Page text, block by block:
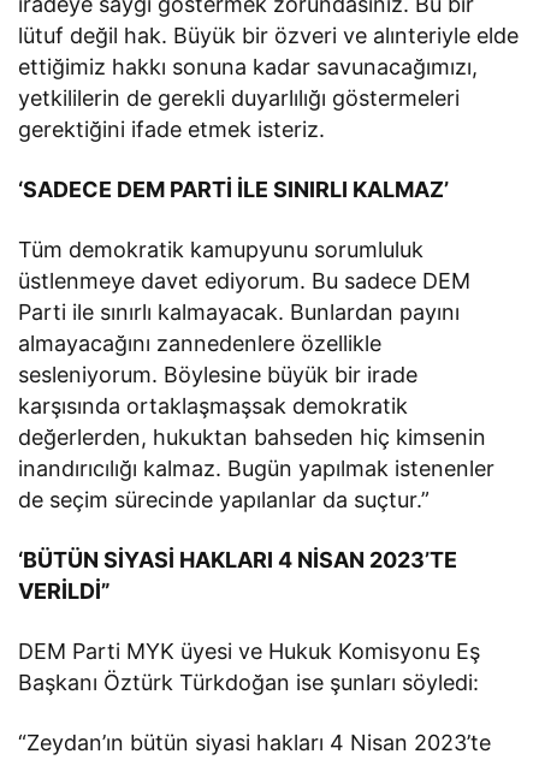
lütuf değil hak. Büyük bir özveri ve alınteriyle elde
ettiğimiz hakkı sonuna kadar savunacağımızı,
yetkililerin de gerekli duyarlılığı göstermeleri
gerektiğini ifade etmek isteriz.
‘SADECE DEM PARTİ İLE SINIRLI KALMAZ’
Tüm demokratik kamupyunu sorumluluk
üstlenmeye davet ediyorum. Bu sadece DEM
Parti ile sınırlı kalmayacak. Bunlardan payını
almayacağını zannedenlere özellikle
sesleniyorum. Böylesine büyük bir irade
karşısında ortaklaşmaşsak demokratik
değerlerden, hukuktan bahseden hiç kimsenin
inandırıcılığı kalmaz. Bugün yapılmak istenenler
de seçim sürecinde yapılanlar da suçtur.”
‘BÜTÜN SİYASİ HAKLARI 4 NİSAN 2023’TE
VERİLDİ”
DEM Parti MYK üyesi ve Hukuk Komisyonu Eş
Başkanı Öztürk Türkdoğan ise şunları söyledi:
“Zeydan’ın bütün siyasi hakları 4 Nisan 2023’te